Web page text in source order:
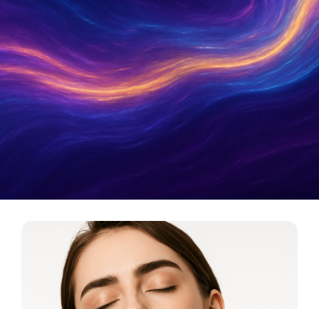
Metamatica Boutique
כלי תדר לריפוי, אסתטיקה ואיזון אנרגטי. המסע מהרוח
אל החומר מתחיל כאן.